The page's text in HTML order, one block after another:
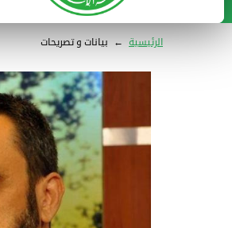
الرئيسية ← بيانات و تصريحات